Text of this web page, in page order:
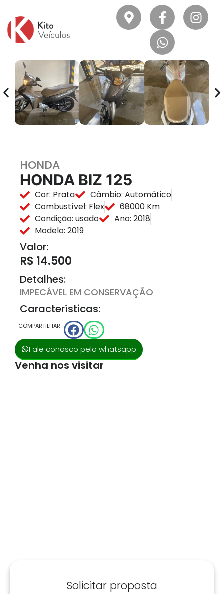
HONDA
HONDA BIZ 125
Cor: Prata
Câmbio: Automático
Combustível: Flex
68000 Km
Condição: usado
Ano: 2018
Modelo: 2019
Valor:
R$ 14.500
Detalhes:
IMPECÁVEL EM CONSERVAÇÃO
Características:
COMPARTILHAR
Fale conosco pelo whatsapp
Venha nos visitar
Solicitar proposta